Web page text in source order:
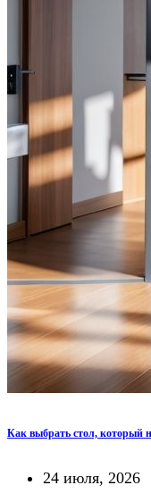
Как выбрать стол, который
24 июля, 2026